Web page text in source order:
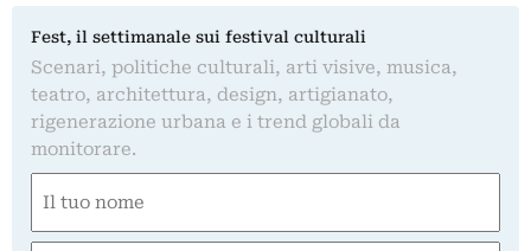
Fest, il settimanale sui festival culturali
Scenari, politiche culturali, arti visive, musica,
teatro, architettura, design, artigianato,
rigenerazione urbana e i trend globali da
monitorare.
(Required)